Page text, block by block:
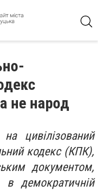
не народ
цивілізований
кодекс (КПК),
документом,
демократичній